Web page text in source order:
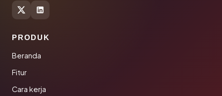
PRODUK
Beranda
Fitur
Cara kerja